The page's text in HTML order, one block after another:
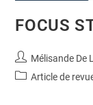
FOCUS
Mélisande De
Article de